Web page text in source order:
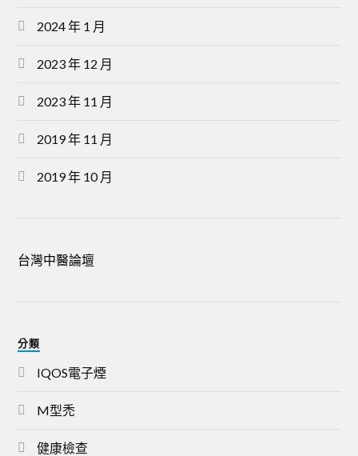
2024 年 1 月
2023 年 12 月
2023 年 11 月
2019 年 11 月
2019 年 10 月
台灣中醫論壇
分類
IQOS電子煙
M型禿
健康檢查